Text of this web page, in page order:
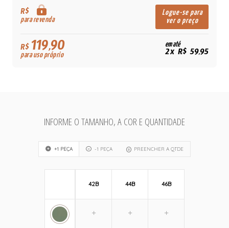
R$
para revenda
Logue-se para
ver o preço
R$119,90
para uso próprio
em até
2x R$ 59,95
INFORME O TAMANHO, A COR E QUANTIDADE
+1 PEÇA -1 PEÇA PREENCHER A QTDE
42B 44B 46B